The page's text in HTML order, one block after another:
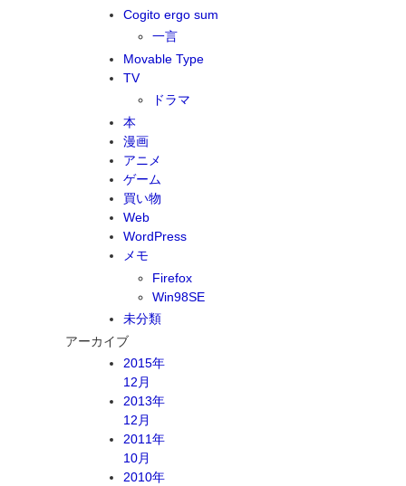
Cogito ergo sum
一言
Movable Type
TV
ドラマ
本
漫画
アニメ
ゲーム
買い物
Web
WordPress
メモ
Firefox
Win98SE
未分類
アーカイブ
2015年
12月
2013年
12月
2011年
10月
2010年